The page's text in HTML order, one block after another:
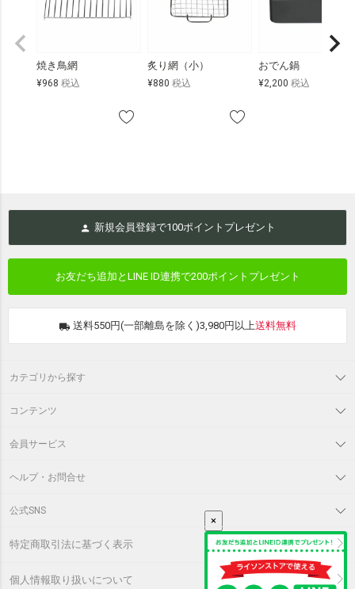
焼き鳥網
¥968 税込
炙り網（小）
¥880 税込
おでん鍋
¥2,200 税込
×
新規会員登録で100ポイントプレゼント
お友だち追加とLINE ID連携で200ポイントプレゼント
送料550円(一部離島を除く)3,980円以上送料無料
カテゴリから探す
コンテンツ
会員サービス
ヘルプ・お問合せ
公式SNS
特定商取引法に基づく表示
個人情報取り扱いについて